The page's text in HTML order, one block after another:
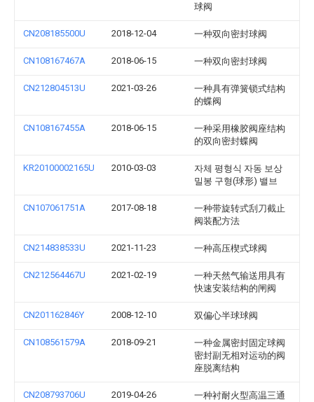
球阀
CN208185500U 2018-12-04 一种双向密封球阀
CN108167467A 2018-06-15 一种双向密封球阀
CN212804513U 2021-03-26
一种具有弹簧锁式结构
的蝶阀
CN108167455A 2018-06-15
一种采用橡胶阀座结构
的双向密封蝶阀
KR20100002165U 2010-03-03
자체 평형식 자동 보상
밀봉 구형(球形) 밸브
CN107061751A 2017-08-18
一种带旋转式刮刀截止
阀装配方法
CN214838533U 2021-11-23 一种高压楔式球阀
CN212564467U 2021-02-19
一种天然气输送用具有
快速安装结构的闸阀
CN201162846Y 2008-12-10 双偏心半球球阀
CN108561579A 2018-09-21
一种金属密封固定球阀
密封副无相对运动的阀
座脱离结构
CN208793706U 2019-04-26
一种衬耐火型高温三通